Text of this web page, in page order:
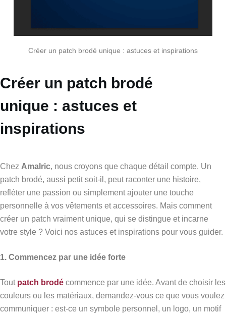
Créer un patch brodé unique : astuces et inspirations
Créer un patch brodé
unique : astuces et
inspirations
Chez Amalric, nous croyons que chaque détail compte. Un
patch brodé, aussi petit soit-il, peut raconter une histoire,
refléter une passion ou simplement ajouter une touche
personnelle à vos vêtements et accessoires. Mais comment
créer un patch vraiment unique, qui se distingue et incarne
votre style ? Voici nos astuces et inspirations pour vous guider.
1. Commencez par une idée forte
Tout patch brodé commence par une idée. Avant de choisir les
couleurs ou les matériaux, demandez-vous ce que vous voulez
communiquer : est-ce un symbole personnel, un logo, un motif